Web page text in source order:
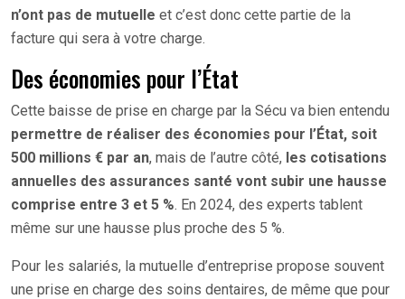
n’ont pas de mutuelle et c’est donc cette partie de la
facture qui sera à votre charge.
Des économies pour l’État
Cette baisse de prise en charge par la Sécu va bien entendu
permettre de réaliser des économies pour l’État, soit
500 millions € par an, mais de l’autre côté, les cotisations
annuelles des assurances santé vont subir une hausse
comprise entre 3 et 5 %. En 2024, des experts tablent
même sur une hausse plus proche des 5 %.
Pour les salariés, la mutuelle d’entreprise propose souvent
une prise en charge des soins dentaires, de même que pour